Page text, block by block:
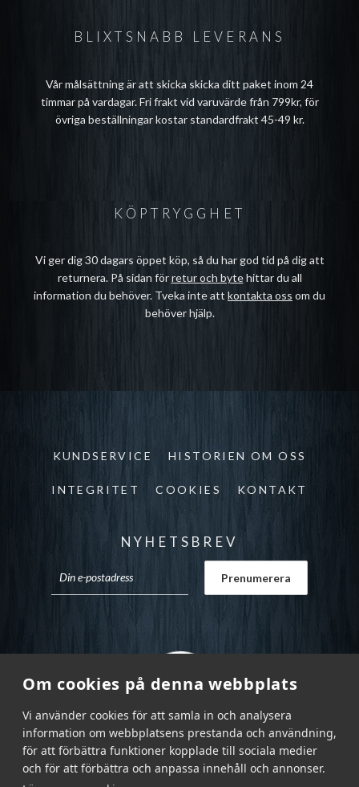
Om cookies på denna webbplats
Vi använder cookies för att samla in och analysera
information om webbplatsens prestanda och användning,
för att förbättra funktioner kopplade till sociala medier
och för att förbättra och anpassa innehåll och annonser.
BLIXTSNABB LEVERANS
Vår målsättning är att skicka skicka ditt paket inom 24
timmar på vardagar. Fri frakt vid varuvärde från 799kr, för
övriga beställningar kostar standardfrakt 45-49 kr.
KÖPTRYGGHET
Vi ger dig 30 dagars öppet köp, så du har god tid på dig att
returnera. På sidan förretur och bytehittar du all
information du behöver. Tveka inte att kontakta oss om du
behöver hjälp.
KUNDSERVICE HISTORIEN OM OSS
INTEGRITET COOKIES KONTAKT
NYHETSBREV